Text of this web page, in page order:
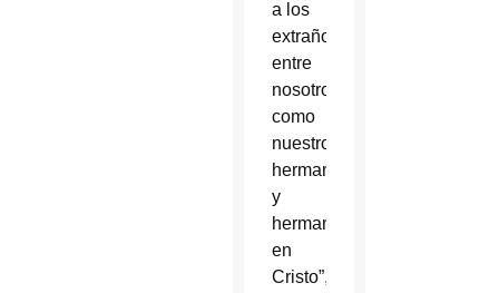
a los
extraños
entre
nosotros
como
nuestros
hermanos
y
hermanas
en
Cristo”,